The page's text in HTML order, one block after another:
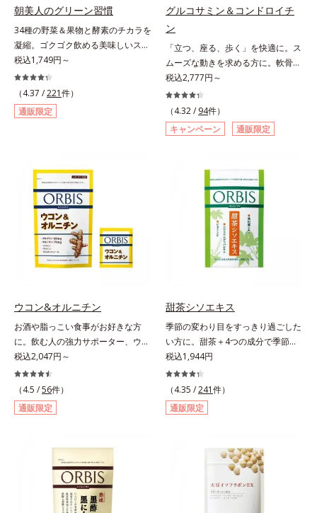
朝美人のグリーン習慣
34種の野菜＆果物と酵素のチカラを
凝縮。ゴクゴク飲める美味しいスム
ージーでスッキリ生活をサポート。
酵素と野菜＆果物のパワーで、スッ
キリ生活を応援する、粉末状の酵素
スムージーです。赤米や大麦などの
9種の素材を、黒・黄・白の3種の麹
ド・ウィートグラスや緑黄色野菜な
ど、厳選した34種の野菜と果物もた
っぷり入っており、いろいろな素材
を手軽に摂取できます。やすらぎの
ローズマリーとペパーミントの2種
のハーブも入っています。豆乳また
は水と混ぜるだけの簡単スムージー
税込1,749円～
（4.37 /221件）
通販限定
グルコサミン＆コンドロイチ
ン
「立つ、座る、歩く」を快適に。ス
ムーズな動きを求める方に。軟骨の
構成成分のもととなるグルコサミン
は体内でも作られますが、加齢とと
もに分解が進行してしまいます。そ
こで、オルビスは軟骨成分にこだわ
りました。6粒中にグルコサミンを
るサメの軟骨成分のコンドロイチン
硫酸を120mg配合。ふしぶしに大
切なⅡ型コラーゲンをプラスし、ス
ムーズな動きをサポートします。そ
れらに加え、ハス胚芽エキス、生姜
エキスも配合。女性想いのサポート
植物素材で、毎日の快適をサポート
します。飲みやすさにもこだわりま
ることにより特有臭を軽減。粒も小
さくなっています。年齢を重ねても
ハツラツと歩きたい方、よくスポー
ツをする方にもおすすめです。ふし
ぶしが気になったら、軟骨成分に注
目し、毎日に摂り入れて快適に過ご
してみませんか。
税込2,777円～
（4.32 / 94件）
キャンペーン
通販限定
ウコン&オルニチン
お酒や脂っこい食事がお好きな方
に。飲む人の強力サポーター、ウコ
ンの中でも特有成分「クルクミン」
を豊富に含む秋ウコンを使用しまし
た。2粒で60mｇも摂れるので、翌
日も朝からさわやかに活動できま
す。さらに、ウコンと並んで飲む人
「オルニチン」を配合しました。し
じみ約200個分*相当のオルニチン
が、アルギニン、シトルリンととも
に働いて、内側からの立ち直りをし
っかりサポートします。お酒や脂っ
税込2,047円～
（4.5 /56件）
通販限定
甜茶シソエキス
季節の変わり目をすっきり過ごした
い方に。甜茶＋4つの成分で季節に
負けない健康づくりを。GODポリ
フェノールを含むバラ科の甜茶に加
え、3種の植物成分（シソ種子エキ
ス、シジュウムグァバエキス、黄杞
葉エキス）とビタミンEを配合しま
作用。眠くなることもないので、仕
事はもちろん車を運転するときにも
大丈夫。いつでも気軽に摂れます。
気になる不快感に直接アプローチし
税込1,944円
（4.35 /241件）
通販限定